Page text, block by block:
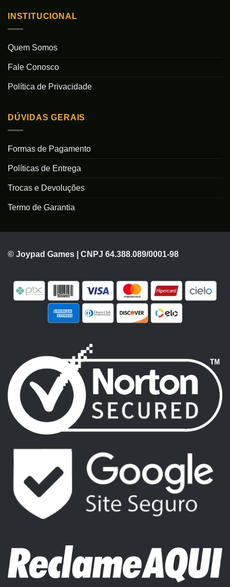
INSTITUCIONAL
Quem Somos
Fale Conosco
Política de Privacidade
DÚVIDAS GERAIS
Formas de Pagamento
Políticas de Entrega
Trocas e Devoluções
Termo de Garantia
© Joypad Games | CNPJ 64.388.089/0001-98